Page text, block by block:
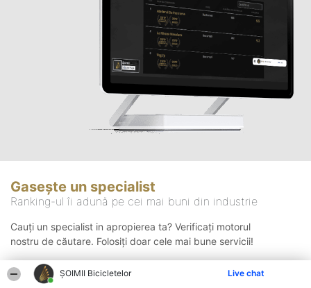
ȘOIMII Bicicletelor Live chat
Gasește un specialist
Ranking-ul îi adună pe cei mai buni din industrie
Cauți un specialist in apropierea ta? Verificați motorul
nostru de căutare. Folosiți doar cele mai bune servicii!